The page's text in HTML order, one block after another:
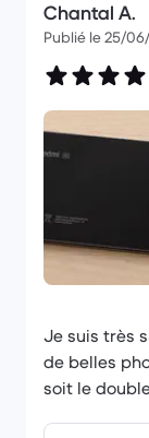
Chantal A.
Publié le 25/
Je suis très
de belles
soit le